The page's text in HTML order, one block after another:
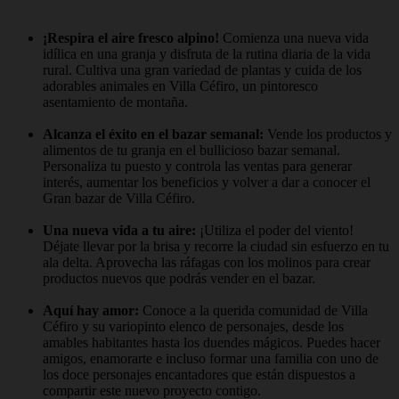
¡Respira el aire fresco alpino! Comienza una nueva vida
idílica en una granja y disfruta de la rutina diaria de la vida
rural. Cultiva una gran variedad de plantas y cuida de los
adorables animales en Villa Céfiro, un pintoresco
asentamiento de montaña.
Alcanza el éxito en el bazar semanal: Vende los productos y
alimentos de tu granja en el bullicioso bazar semanal.
Personaliza tu puesto y controla las ventas para generar
interés, aumentar los beneficios y volver a dar a conocer el
Gran bazar de Villa Céfiro.
Una nueva vida a tu aire: ¡Utiliza el poder del viento!
Déjate llevar por la brisa y recorre la ciudad sin esfuerzo en tu
ala delta. Aprovecha las ráfagas con los molinos para crear
productos nuevos que podrás vender en el bazar.
Aquí hay amor: Conoce a la querida comunidad de Villa
Céfiro y su variopinto elenco de personajes, desde los
amables habitantes hasta los duendes mágicos. Puedes hacer
amigos, enamorarte e incluso formar una familia con uno de
los doce personajes encantadores que están dispuestos a
compartir este nuevo proyecto contigo.